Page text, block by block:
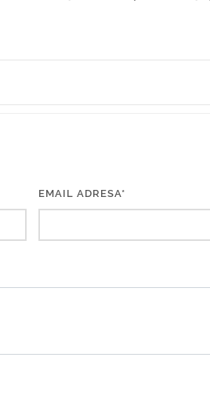
EMAIL ADRESA*